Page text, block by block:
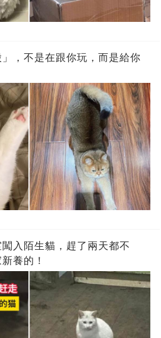
，不是在跟你玩，而是給你
入陌生貓，趕了兩天都不
養的！